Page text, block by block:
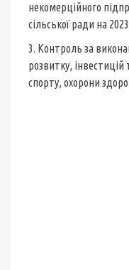
некомерційного
сільської ради на
3. Контроль за
розвитку,
спорту, охорони